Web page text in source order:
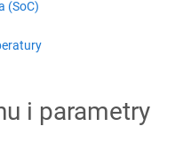
(SoC)
i parametry